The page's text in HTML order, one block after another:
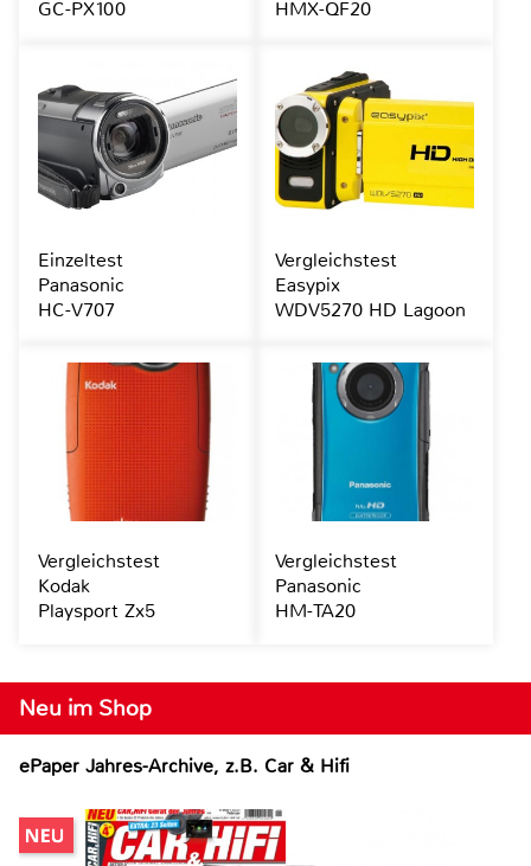
Neu im Shop
ePaper Jahres-Archive, z.B. Car & Hifi
GC-PX100 HMX-QF20
Einzeltest
Panasonic
HC-V707
Vergleichstest
Easypix
WDV5270 HD Lagoon
Vergleichstest
Kodak
Playsport Zx5
Vergleichstest
Panasonic
HM-TA20